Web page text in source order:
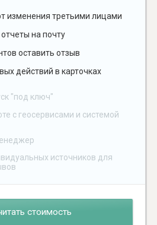
изменения третьими лицами
на почту
оставить отзыв
действий в карточках
"под ключ"
с геосервисами и системой
источников для
стоимость